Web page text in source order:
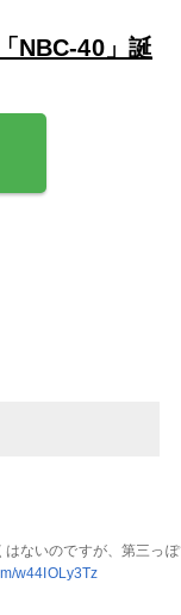
NBC-40」誕
ないのですが、第三っぽ
w44IOLy3Tz